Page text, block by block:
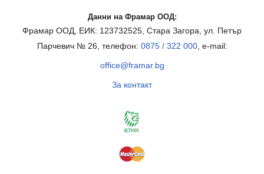
Данни на Фрамар ООД:
Фрамар ООД, ЕИК: 123732525, Стара Загора, ул. Петър
Парчевич № 26, телефон: 0875 / 322 000, e-mail:
office@framar.bg
За контакт